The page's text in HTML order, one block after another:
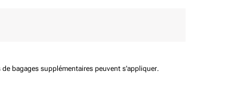
de bagages supplémentaires peuvent s'appliquer.